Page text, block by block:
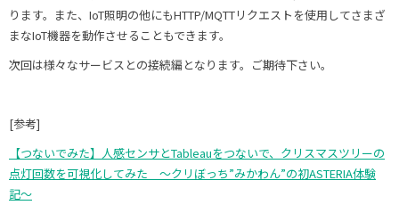
ります。また、IoT照明の他にもHTTP/MQTTリクエストを使用してさまざ
まなIoT機器を動作させることもできます。
次回は様々なサービスとの接続編となります。ご期待下さい。
[参考]
【つないでみた】人感センサとTableauをつないで、クリスマスツリーの
点灯回数を可視化してみた 〜クリぼっち”みかわん”の初ASTERIA体験
記〜